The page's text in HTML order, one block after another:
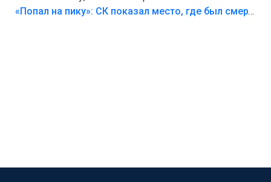
Лезть через такой забор,верх безумия,есть же
«Попал на пику»: СК показал место, где был смертельно травмирован ребенок в Тольятти